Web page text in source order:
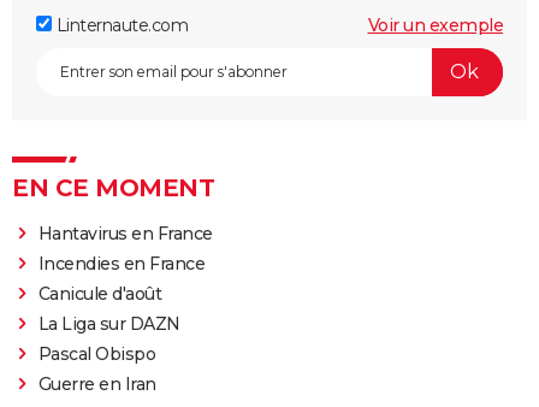
Linternaute.com Voir un exemple
EN CE MOMENT
Hantavirus en France
Incendies en France
Canicule d'août
La Liga sur DAZN
Pascal Obispo
Guerre en Iran